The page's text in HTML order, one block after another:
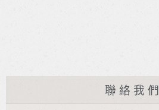
聯絡我們